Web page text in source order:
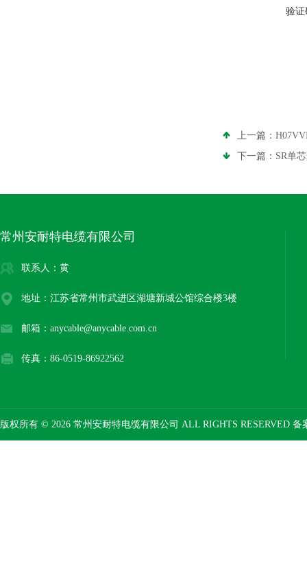
验证
上一篇：
下一篇： SR单
常州安耐特电缆有限公司
联系人：黄
地址：江苏省常州市武进区湖塘新城公馆综合楼3楼
邮箱：anycable@anycable.com.cn
传真：86-0519-86922562
版权所有 © 2026 常州安耐特电缆有限公司 ALL RIGHTS RESERVED 备